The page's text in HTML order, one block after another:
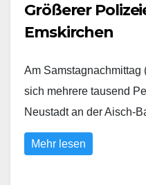
Größerer
Emskirchen
Am Samstagnachmittag
sich mehrere tausend
Neustadt an der Aisch-
Mehr lesen